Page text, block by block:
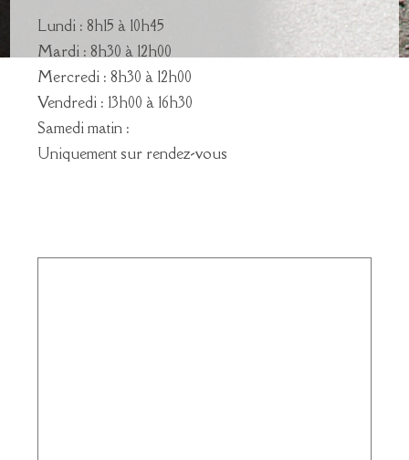
Lundi : 8h15 à 10h45
Mardi : 8h30 à 12h00
Mercredi : 8h30 à 12h00
Vendredi : 13h00 à 16h30
Samedi matin :
Uniquement sur rendez-vous